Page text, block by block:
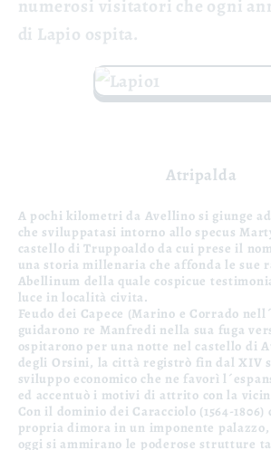
numerosi visitatori che ogni
di Lapio ospita.
Atripalda
A pochi kilometri da Avellino si giunge
che sviluppatasi intorno allo specus
castello di Truppoaldo da cui prese il
una storia millenaria che affonda le sue
Abellinum della quale cospicue
luce in località civita.
Feudo dei Capece (Marino e Corrado
guidarono re Manfredi nella sua fuga
ospitarono per una notte nel castello di
degli Orsini, la città registrò fin dal XIV
sviluppo economico che ne favorì
ed accentuò i motivi di attrito con la
Con il dominio dei Caracciolo (1564-
propria dimora in un imponente palazzo,
oggi si ammirano le poderose strutture